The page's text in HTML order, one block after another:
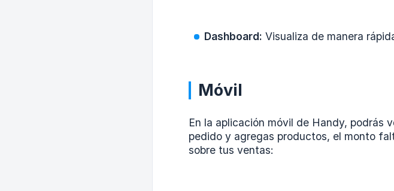
Dashboard: Visualiza de manera
Móvil
En la aplicación móvil de Handy, podrás
pedido y agregas productos, el monto
sobre tus ventas: